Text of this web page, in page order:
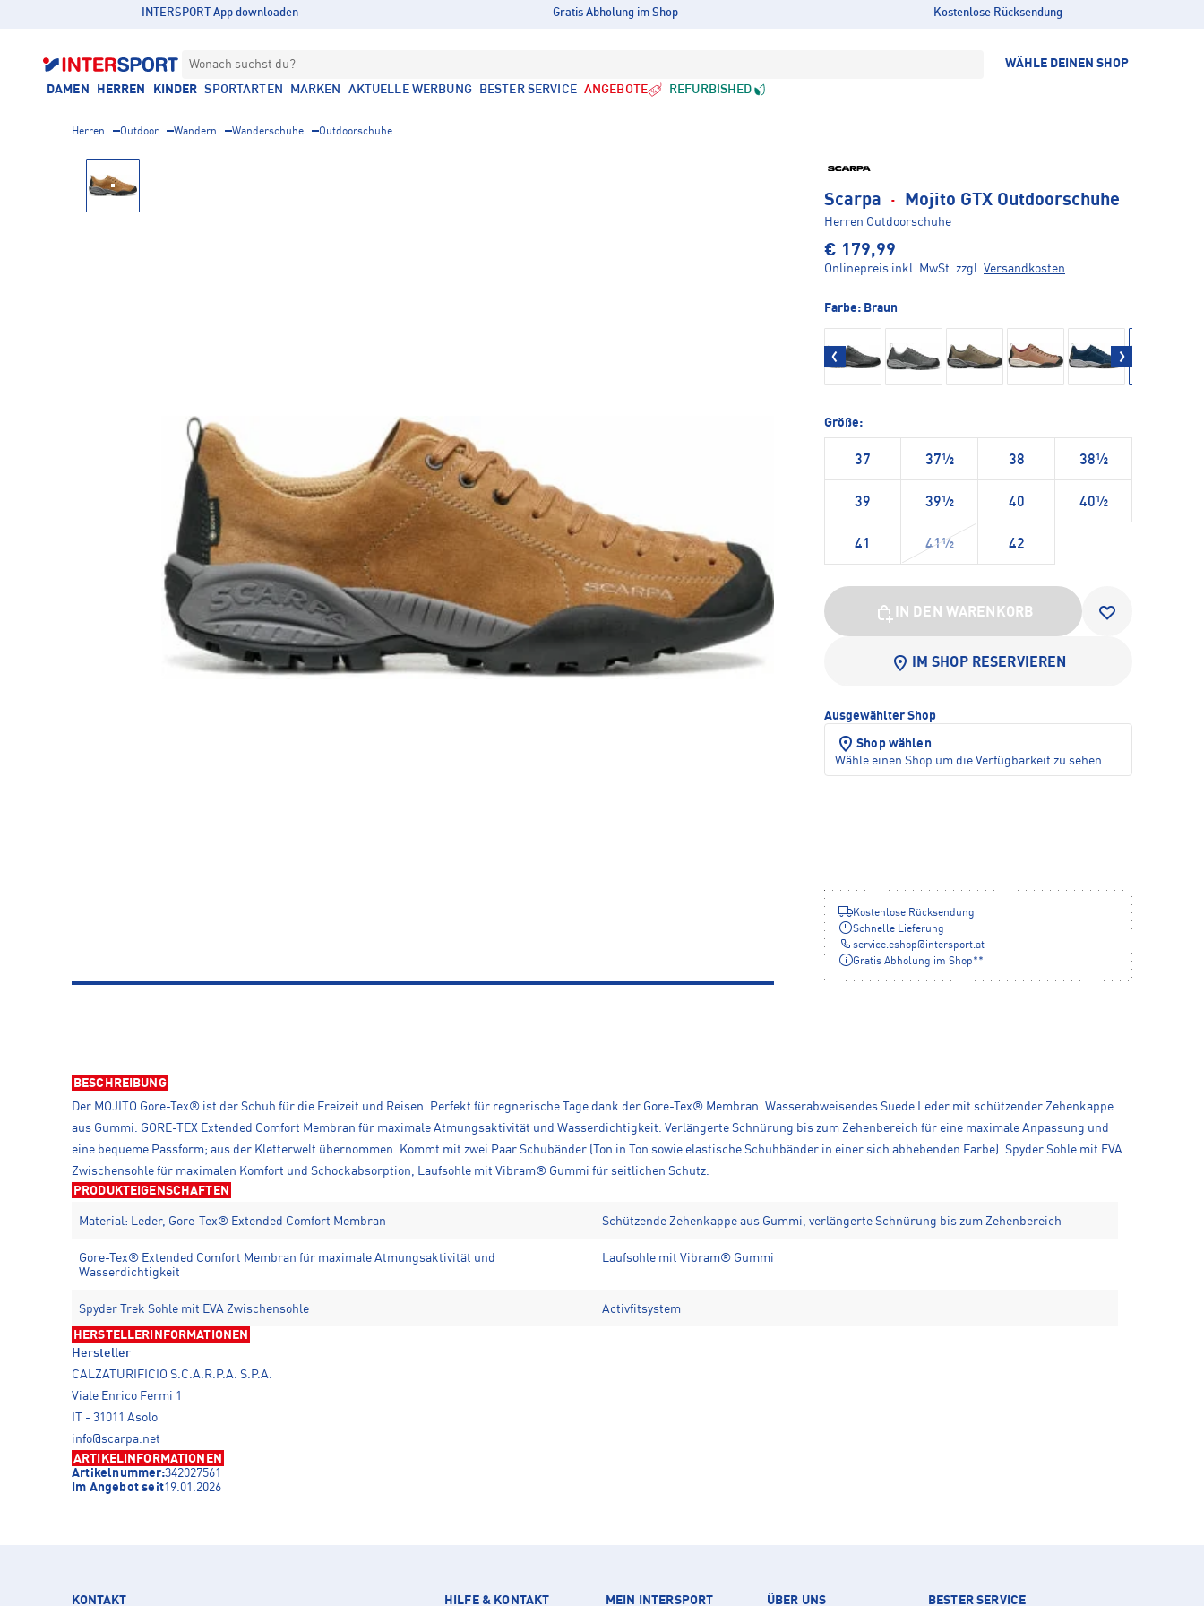
INTERSPORT App downloaden Gratis Abholung im Shop Kostenlose Rücksendung
Wonach suchst du? WÄHLE DEINEN SHOP
DAMEN HERREN KINDER SPORTARTEN MARKEN AKTUELLE WERBUNG BESTER SERVICE ANGEBOTE REFURBISHED
Herren Outdoor Wandern Wanderschuhe Outdoorschuhe
Scarpa · Mojito GTX Outdoorschuhe
Herren Outdoorschuhe
€ 179,99
Onlinepreis inkl. MwSt. zzgl. Versandkosten
Farbe: Braun
Größe:
37 37½ 38 38½
39 39½ 40 40½
41 41½ 42
IN DEN WARENKORB
IM SHOP RESERVIEREN
Ausgewählter Shop
Shop wählen
Wähle einen Shop um die Verfügbarkeit zu sehen
Kostenlose Rücksendung
Schnelle Lieferung
service.eshop@intersport.at
Gratis Abholung im Shop**
BESCHREIBUNG
Der MOJITO Gore-Tex® ist der Schuh für die Freizeit und Reisen. Perfekt für regnerische Tage dank der Gore-Tex® Membran. Wasserabweisendes Suede Leder mit schützender Zehenkappe
aus Gummi. GORE-TEX Extended Comfort Membran für maximale Atmungsaktivität und Wasserdichtigkeit. Verlängerte Schnürung bis zum Zehenbereich für eine maximale Anpassung und
eine bequeme Passform; aus der Kletterwelt übernommen. Kommt mit zwei Paar Schubänder (Ton in Ton sowie elastische Schuhbänder in einer sich abhebenden Farbe). Spyder Sohle mit EVA
Zwischensohle für maximalen Komfort und Schockabsorption, Laufsohle mit Vibram® Gummi für seitlichen Schutz.
PRODUKTEIGENSCHAFTEN
Material: Leder, Gore-Tex® Extended Comfort Membran Schützende Zehenkappe aus Gummi, verlängerte Schnürung bis zum Zehenbereich
Gore-Tex® Extended Comfort Membran für maximale Atmungsaktivität und
Wasserdichtigkeit
Laufsohle mit Vibram® Gummi
Spyder Trek Sohle mit EVA Zwischensohle Activfitsystem
HERSTELLERINFORMATIONEN
Hersteller
CALZATURIFICIO S.C.A.R.P.A. S.P.A.
Viale Enrico Fermi 1
IT - 31011 Asolo
info@scarpa.net
ARTIKELINFORMATIONEN
Artikelnummer:342027561
Im Angebot seit19.01.2026
KONTAKT HILFE & KONTAKT MEIN INTERSPORT ÜBER UNS BESTER SERVICE